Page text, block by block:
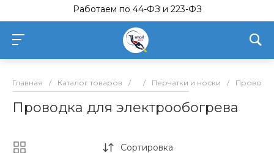
Работаем по 44-ФЗ и 223-ФЗ
Главная / Каталог товаров / / Перчатки и носки /
Проводка для электрообогрева
Сортировка